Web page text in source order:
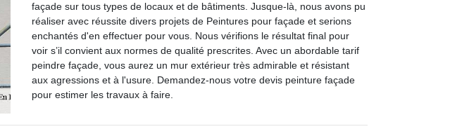
façade sur tous types de locaux et de bâtiments. Jusque-là, nous avons pu
réaliser avec réussite divers projets de Peintures pour façade et serions
enchantés d'en effectuer pour vous. Nous vérifions le résultat final pour
voir s’il convient aux normes de qualité prescrites. Avec un abordable tarif
peindre façade, vous aurez un mur extérieur très admirable et résistant
aux agressions et à l'usure. Demandez-nous votre devis peinture façade
pour estimer les travaux à faire.